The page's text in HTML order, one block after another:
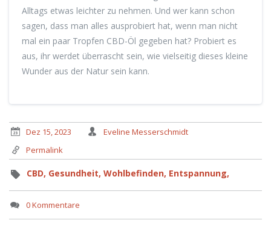
Alltags etwas leichter zu nehmen. Und wer kann schon
sagen, dass man alles ausprobiert hat, wenn man nicht
mal ein paar Tropfen CBD-Öl gegeben hat? Probiert es
aus, ihr werdet überrascht sein, wie vielseitig dieses kleine
Wunder aus der Natur sein kann.
Dez 15, 2023
Eveline Messerschmidt
Permalink
CBD, Gesundheit, Wohlbefinden, Entspannung,
0 Kommentare